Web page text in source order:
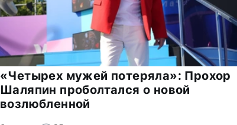
«Четырех мужей потеряла»: Прохор
Шаляпин проболтался о новой
возлюбленной